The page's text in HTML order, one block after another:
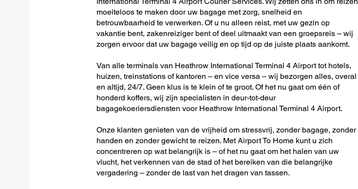
moeiteloos te maken door uw bagage met zorg, snelheid en
betrouwbaarheid te verwerken. Of u nu alleen reist, met uw gezin op
vakantie bent, zakenreiziger bent of deel uitmaakt van een groepsreis – wij
zorgen ervoor dat uw bagage veilig en op tijd op de juiste plaats aankomt.
Van alle terminals van Heathrow International Terminal 4 Airport tot hotels,
huizen, treinstations of kantoren – en vice versa – wij bezorgen alles, overal
en altijd, 24/7. Geen klus is te klein of te groot. Of het nu gaat om één of
honderd koffers, wij zijn specialisten in deur-tot-deur
bagagekoeriersdiensten voor Heathrow International Terminal 4 Airport.
Onze klanten genieten van de vrijheid om stressvrij, zonder bagage, zonder
handen en zonder gewicht te reizen. Met Airport To Home kunt u zich
concentreren op wat belangrijk is – of het nu gaat om het halen van uw
vlucht, het verkennen van de stad of het bereiken van die belangrijke
vergadering – zonder de last van het dragen van tassen.